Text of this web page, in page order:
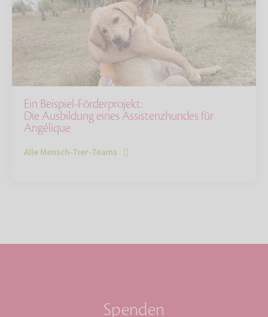
Ein Beispiel-Förderprojekt:
Die Ausbildung eines Assistenzhundes für
Angélique
Alle Mensch-Tier-Teams
Spenden